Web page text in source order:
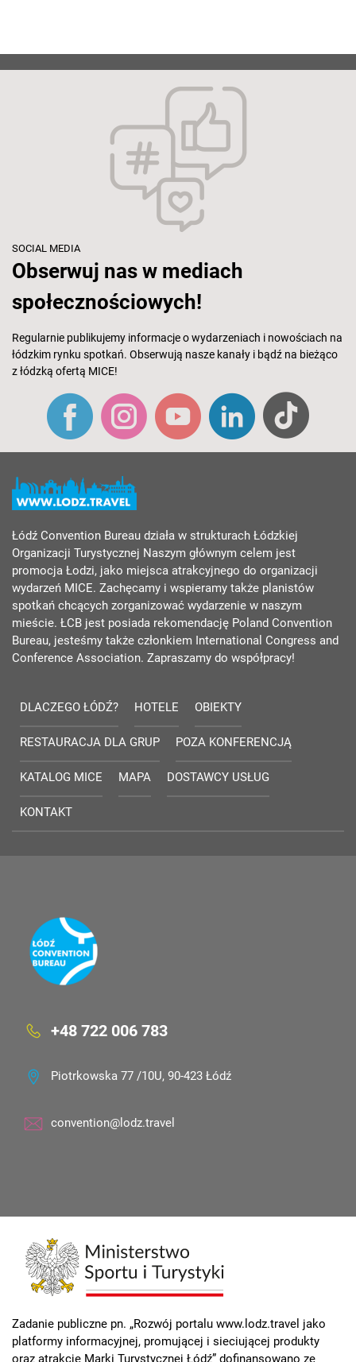
SOCIAL MEDIA
Obserwuj nas w mediach
społecznościowych!
Regularnie publikujemy informacje o wydarzeniach i nowościach na
łódzkim rynku spotkań. Obserwują nasze kanały i bądź na bieżąco
z łódzką ofertą MICE!
Łódź Convention Bureau działa w strukturach Łódzkiej
Organizacji Turystycznej Naszym głównym celem jest
promocja Łodzi, jako miejsca atrakcyjnego do organizacji
wydarzeń MICE. Zachęcamy i wspieramy także planistów
spotkań chcących zorganizować wydarzenie w naszym
mieście. ŁCB jest posiada rekomendację Poland Convention
Bureau, jesteśmy także członkiem International Congress and
Conference Association. Zapraszamy do współpracy!
DLACZEGO ŁÓDŹ? HOTELE OBIEKTY
RESTAURACJA DLA GRUP POZA KONFERENCJĄ
KATALOG MICE MAPA DOSTAWCY USŁUG
KONTAKT
+48 722 006 783
Piotrkowska 77 /10U, 90-423 Łódź
convention@lodz.travel
Zadanie publiczne pn. „Rozwój portalu www.lodz.travel jako
platformy informacyjnej, promującej i sieciującej produkty
oraz atrakcje Marki Turystycznej Łódź” dofinansowano ze